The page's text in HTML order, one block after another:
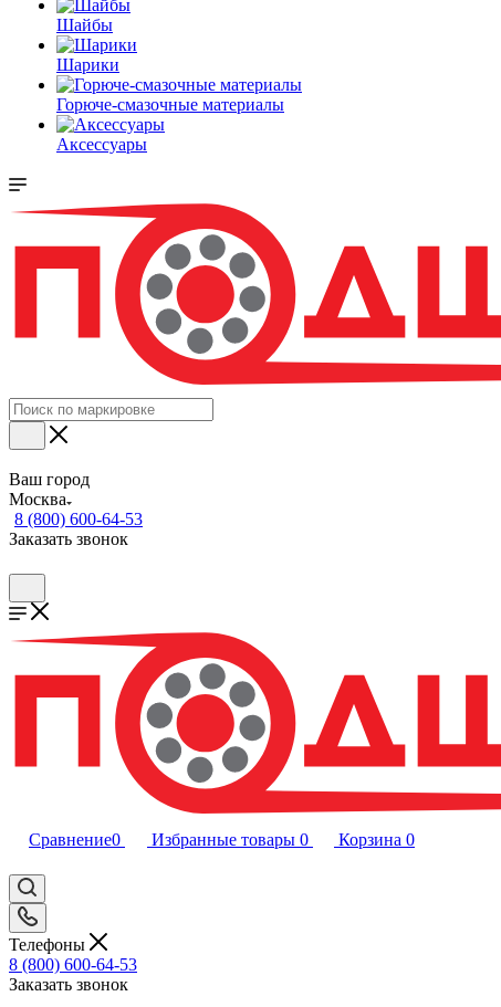
Шайбы
Шарики
Горюче-смазочные материалы
Аксессуары
Ваш город
Москва
8 (800) 600-64-53
Заказать звонок
Сравнение0 Избранные товары 0 Корзина 0
Телефоны
8 (800) 600-64-53
Заказать звонок